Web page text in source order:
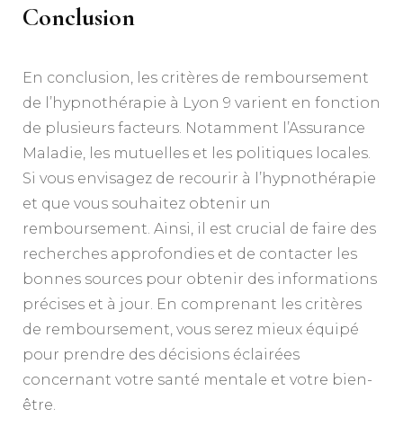
Conclusion
En conclusion, les critères de remboursement
de l’hypnothérapie à Lyon 9 varient en fonction
de plusieurs facteurs. Notamment l’Assurance
Maladie, les mutuelles et les politiques locales.
Si vous envisagez de recourir à l’hypnothérapie
et que vous souhaitez obtenir un
remboursement. Ainsi, il est crucial de faire des
recherches approfondies et de contacter les
bonnes sources pour obtenir des informations
précises et à jour. En comprenant les critères
de remboursement, vous serez mieux équipé
pour prendre des décisions éclairées
concernant votre santé mentale et votre bien-
être.